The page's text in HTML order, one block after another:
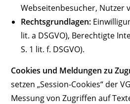
Webseitenbesucher, Nutzer
Rechtsgrundlagen:
lit. a DSGVO), Berechtigte
S. 1 lit. f. DSGVO).
Cookies und Meldungen zu
setzen „Session-Cookies“ der
Messung von Zugriffen auf